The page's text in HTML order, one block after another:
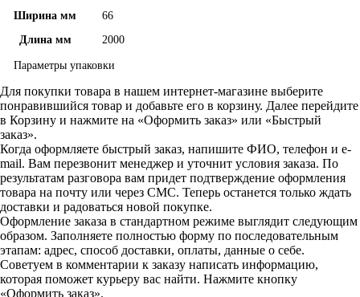
Ширина мм
66
Длина мм
2000
Параметры упаковки
Для покупки товара в нашем интернет-магазине выберите
понравившийся товар и добавьте его в корзину. Далее перейдите
в Корзину и нажмите на «Оформить заказ» или «Быстрый
заказ».
Когда оформляете быстрый заказ, напишите ФИО, телефон и e-
mail. Вам перезвонит менеджер и уточнит условия заказа. По
результатам разговора вам придет подтверждение оформления
товара на почту или через СМС. Теперь останется только ждать
доставки и радоваться новой покупке.
Оформление заказа в стандартном режиме выглядит следующим
образом. Заполняете полностью форму по последовательным
этапам: адрес, способ доставки, оплаты, данные о себе.
Советуем в комментарии к заказу написать информацию,
которая поможет курьеру вас найти. Нажмите кнопку
«Оформить заказ».